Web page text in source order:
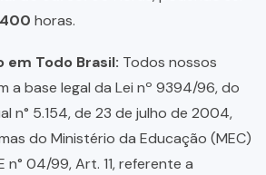
400 horas.
Todo Brasil: Todos nossos
a base legal da Lei nº 9394/96, do
n° 5.154, de 23 de julho de 2004,
do Ministério da Educação (MEC)
n° 04/99, Art. 11, referente a